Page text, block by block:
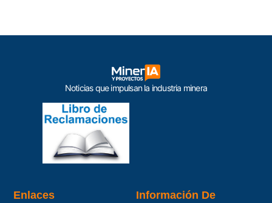
Noticias que impulsan la industria minera
Enlaces
Información De